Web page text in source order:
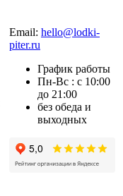
Email: hello@lodki-
piter.ru
График работы
Пн-Вс : с 10:00
до 21:00
без обеда и
выходных